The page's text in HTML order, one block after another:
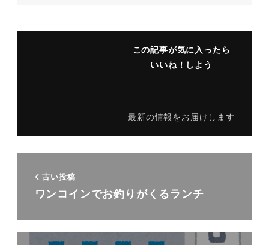
この記事が気に入ったら
いいね！しよう
最新の情報をお届けします
古い投稿
ワンコインでお釣りがくるランチ